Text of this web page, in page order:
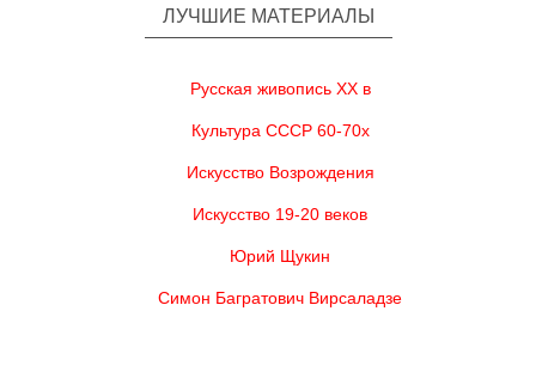
ЛУЧШИЕ МАТЕРИАЛЫ
Русская живопись XX в
Культура СССР 60-70х
Искусство Возрождения
Искусство 19-20 веков
Юрий Щукин
Симон Багратович Вирсаладзе